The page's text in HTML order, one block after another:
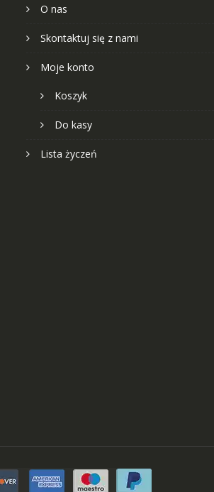
O nas
Skontaktuj się z nami
Moje konto
Koszyk
Do kasy
Lista życzeń